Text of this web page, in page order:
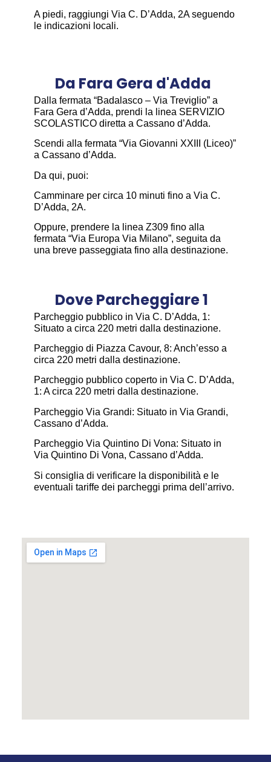
A piedi, raggiungi Via C. D’Adda, 2A seguendo
le indicazioni locali.
Da Fara Gera d'Adda
Dalla fermata “Badalasco – Via Treviglio” a
Fara Gera d’Adda, prendi la linea SERVIZIO
SCOLASTICO diretta a Cassano d’Adda.
Scendi alla fermata “Via Giovanni XXIII (Liceo)”
a Cassano d’Adda.
Da qui, puoi:
Camminare per circa 10 minuti fino a Via C.
D’Adda, 2A.
Oppure, prendere la linea Z309 fino alla
fermata “Via Europa Via Milano”, seguita da
una breve passeggiata fino alla destinazione.
Dove Parcheggiare 1
Parcheggio pubblico in Via C. D’Adda, 1:
Situato a circa 220 metri dalla destinazione.​
Parcheggio di Piazza Cavour, 8: Anch’esso a
circa 220 metri dalla destinazione.​
Parcheggio pubblico coperto in Via C. D’Adda,
1: A circa 220 metri dalla destinazione.​
Parcheggio Via Grandi: Situato in Via Grandi,
Cassano d’Adda.​
Parcheggio Via Quintino Di Vona: Situato in
Via Quintino Di Vona, Cassano d’Adda.​
Si consiglia di verificare la disponibilità e le
eventuali tariffe dei parcheggi prima dell’arrivo.